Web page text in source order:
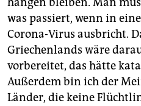
was passiert, wenn in
Corona-Virus ausbricht.
Griechenlands wäre
vorbereitet, das hätte
Außerdem bin ich der
Länder, die keine